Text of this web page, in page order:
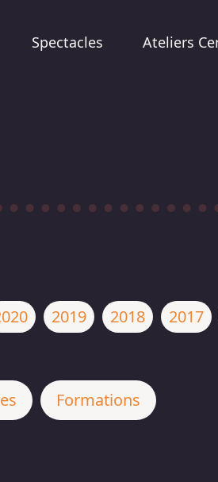
Spectacles Ateliers
2019 2018 2017
Formations